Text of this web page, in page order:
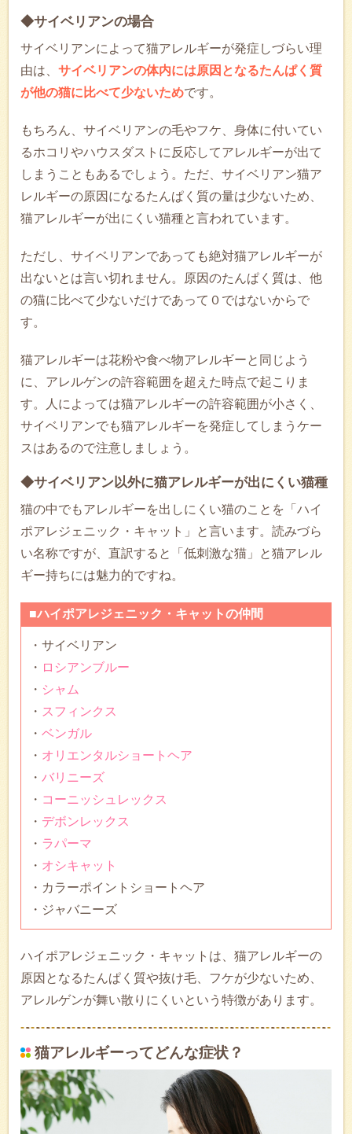
◆サイベリアンの場合
サイベリアンによって猫アレルギーが発症しづらい理
由は、 サイベリアンの体内には原因となるたんぱく質
が他の猫に比べて少ないためです。
もちろん、サイベリアンの毛やフケ、身体に付いてい
るホコリやハウスダストに反応してアレルギーが出て
しまうこともあるでしょう。ただ、サイベリアン猫ア
レルギーの原因になるたんぱく質の量は少ないため、
猫アレルギーが出にくい猫種と言われています。
ただし、サイベリアンであっても絶対猫アレルギーが
出ないとは言い切れません。原因のたんぱく質は、他
の猫に比べて少ないだけであって０ではないからで
す。
猫アレルギーは花粉や食べ物アレルギーと同じよう
に、アレルゲンの許容範囲を超えた時点で起こりま
す。人によっては猫アレルギーの許容範囲が小さく、
サイベリアンでも猫アレルギーを発症してしまうケー
スはあるので注意しましょう。
◆サイベリアン以外に猫アレルギーが出にくい猫種
猫の中でもアレルギーを出しにくい猫のことを「ハイ
ポアレジェニック・キャット」と言います。読みづら
い名称ですが、直訳すると「低刺激な猫」と猫アレル
ギー持ちには魅力的ですね。
■ハイポアレジェニック・キャットの仲間
・サイベリアン
・ ロシアンブルー
・ シャム
・ スフィンクス
・ ベンガル
・ オリエンタルショートヘア
・ バリニーズ
・ コーニッシュレックス
・ デボンレックス
・ ラパーマ
・ オシキャット
・カラーポイントショートヘア
・ジャバニーズ
ハイポアレジェニック・キャットは、猫アレルギーの
原因となるたんぱく質や抜け毛、フケが少ないため、
アレルゲンが舞い散りにくいという特徴があります。
猫アレルギーってどんな症状？